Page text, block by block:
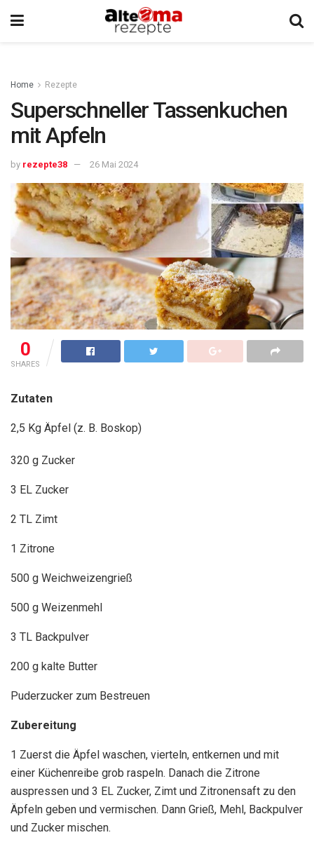
Home Rezepte
Superschneller Tassenkuchen
mit Apfeln
by rezepte38 26 Mai 2024
0
SHARES
Zutaten
2,5 Kg Äpfel (z. B. Boskop)
320 g Zucker
3 EL Zucker
2 TL Zimt
1 Zitrone
500 g Weichweizengrieß
500 g Weizenmehl
3 TL Backpulver
200 g kalte Butter
Puderzucker zum Bestreuen
Zubereitung
1 Zuerst die Äpfel waschen, vierteln, entkernen und mit
einer Küchenreibe grob raspeln. Danach die Zitrone
auspressen und 3 EL Zucker, Zimt und Zitronensaft zu den
Äpfeln geben und vermischen. Dann Grieß, Mehl, Backpulver
und Zucker mischen.